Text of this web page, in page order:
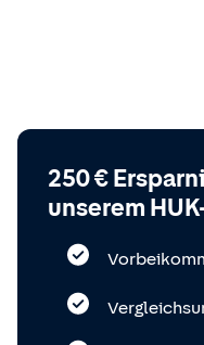
250 €
unserem